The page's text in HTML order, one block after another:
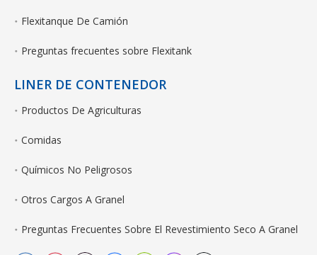
Flexitanque De Camión
Preguntas frecuentes sobre Flexitank
LINER DE CONTENEDOR
Productos De Agriculturas
Comidas
Químicos No Peligrosos
Otros Cargos A Granel
Preguntas Frecuentes Sobre El Revestimiento Seco A Granel